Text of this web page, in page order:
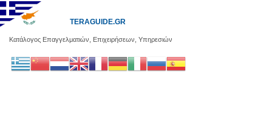
Κατάλογος Επαγγελματιών, Επιχειρήσεων, Υπηρεσιών
TERAGUIDE.GR